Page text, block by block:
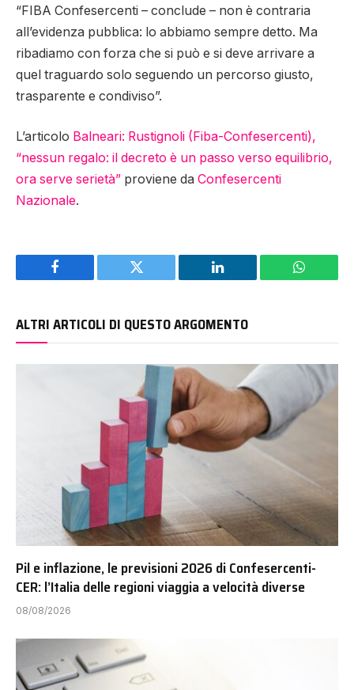
“FIBA Confesercenti – conclude – non è contraria
all’evidenza pubblica: lo abbiamo sempre detto. Ma
ribadiamo con forza che si può e si deve arrivare a
quel traguardo solo seguendo un percorso giusto,
trasparente e condiviso”.
L’articolo Balneari: Rustignoli (Fiba-Confesercenti),
“nessun regalo: il decreto è un passo verso equilibrio,
ora serve serietà” proviene da Confesercenti
Nazionale.
Facebook Twitter LinkedIn
ALTRI ARTICOLI DI QUESTO ARGOMENTO
Pil e inflazione, le previsioni 2026 di Confesercenti-
CER: l’Italia delle regioni viaggia a velocità diverse
08/08/2026